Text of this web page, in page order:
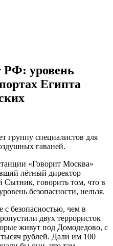
РФ: уровень
Египта
группу специалистов для
гаваней.
«Говорит Москва»
лётный директор
говорить том, что в
безопасности, нельзя.
безопасностью, чем в
двух террористок
живут под Домодедово, с
тысяч рублей. Дали им 100